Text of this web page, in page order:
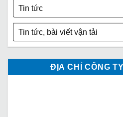
Tin tức
Tin tức, bài viết vận tải
ĐỊA CHỈ CÔNG